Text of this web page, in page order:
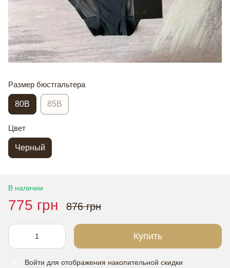
Размер бюстгальтера
80В 85В
Цвет
Черный
В наличии
775 грн 876 грн
Купить
Войти для отображения накопительной скидки